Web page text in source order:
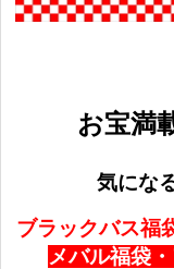
お宝満
気にな
ブラックバス福
メバル福袋